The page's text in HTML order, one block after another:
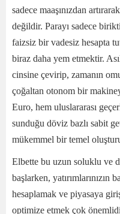
sadece maaşınızdan
değildir. Parayı sadece
faizsiz bir vadesiz hesapta
biraz daha yem etmektir.
cinsine çevirip, zamanın
çoğaltan otonom bir
Euro, hem uluslararası
sunduğu döviz bazlı sabit
mükemmel bir temel
Elbette bu uzun soluklu ve
başlarken, yatırımlarınızın
hesaplamak ve piyasaya
optimize etmek çok